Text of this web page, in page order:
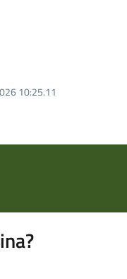
10:25.11